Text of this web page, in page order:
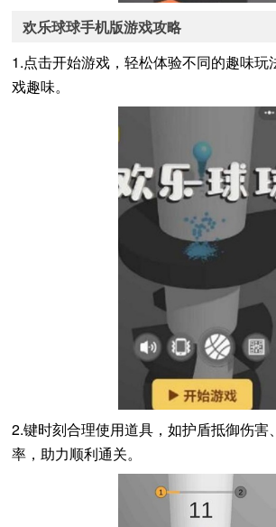
欢乐球球手机版游戏攻略
1.点击开始游戏，轻松体验不同的趣味玩
戏趣味。
2.键时刻合理使用道具，如护盾抵御伤害
率，助力顺利通关。